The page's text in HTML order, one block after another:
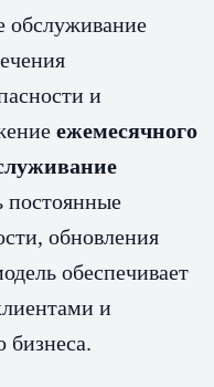
обслуживание
и
ежемесячного
постоянные
обновления
обеспечивает
и
бизнеса.